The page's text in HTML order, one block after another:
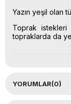
Yazın yeşil olan
Toprak istekleri
topraklarda da
YORUMLAR(0)